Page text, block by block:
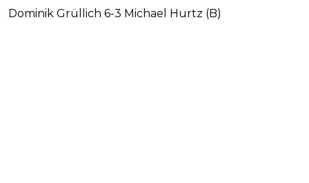
Dominik Grüllich 6-3 Michael Hurtz (B)